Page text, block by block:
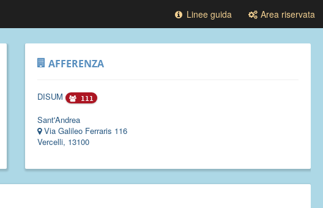
Linee guida Area riservata
AFFERENZA
DISUM 111
Sant'Andrea
Via Galileo Ferraris 116
Vercelli, 13100